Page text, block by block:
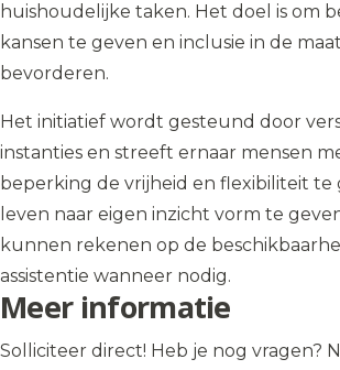
huishoudelijke taken. Het doel is om
kansen te geven en inclusie in de
bevorderen.
Het initiatief wordt gesteund door
instanties en streeft ernaar mensen
beperking de vrijheid en flexibiliteit te
leven naar eigen inzicht vorm te
kunnen rekenen op de
assistentie wanneer nodig.
Meer informatie
Solliciteer direct! Heb je nog vragen?